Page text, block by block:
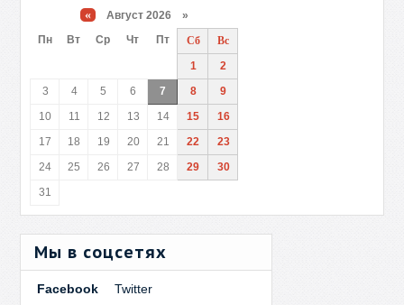
« Август 2026 »
Пн
Вт Ср Чт Пт Сб
Вс
1
2
3
4 5 6 7 8
9
10
11 12 13 14 15
16
17
18 19 20 21 22
23
24
25 26 27 28 29
30
31
Мы в соцсетях
Facebook Twitter